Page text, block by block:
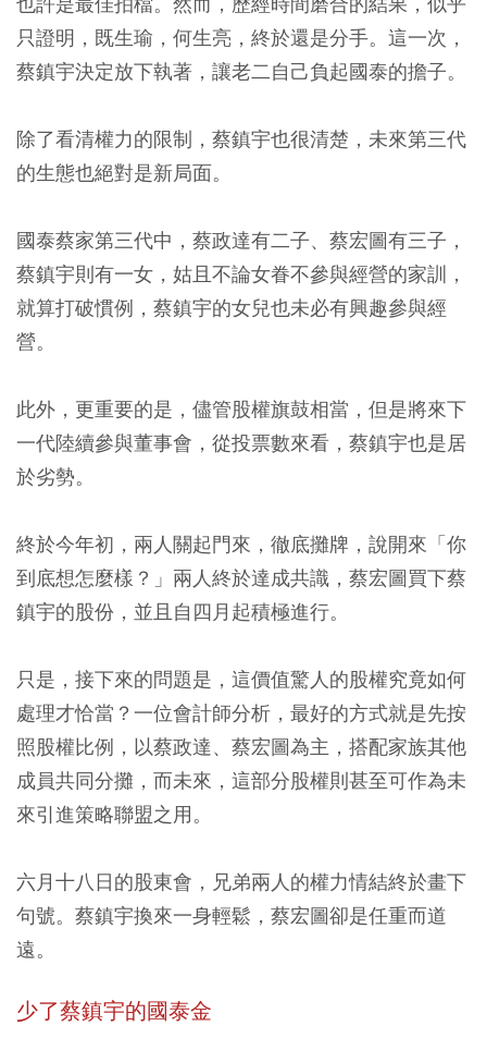
只證明，既生瑜，何生亮，終於還是分手。這一次，
蔡鎮宇決定放下執著，讓老二自己負起國泰的擔子。
除了看清權力的限制，蔡鎮宇也很清楚，未來第三代
的生態也絕對是新局面。
國泰蔡家第三代中，蔡政達有二子、蔡宏圖有三子，
蔡鎮宇則有一女，姑且不論女眷不參與經營的家訓，
就算打破慣例，蔡鎮宇的女兒也未必有興趣參與經
營。
此外，更重要的是，儘管股權旗鼓相當，但是將來下
一代陸續參與董事會，從投票數來看，蔡鎮宇也是居
於劣勢。
終於今年初，兩人關起門來，徹底攤牌，說開來「你
到底想怎麼樣？」兩人終於達成共識，蔡宏圖買下蔡
鎮宇的股份，並且自四月起積極進行。
只是，接下來的問題是，這價值驚人的股權究竟如何
處理才恰當？一位會計師分析，最好的方式就是先按
照股權比例，以蔡政達、蔡宏圖為主，搭配家族其他
成員共同分攤，而未來，這部分股權則甚至可作為未
來引進策略聯盟之用。
六月十八日的股東會，兄弟兩人的權力情結終於畫下
句號。蔡鎮宇換來一身輕鬆，蔡宏圖卻是任重而道
遠。
少了蔡鎮宇的國泰金